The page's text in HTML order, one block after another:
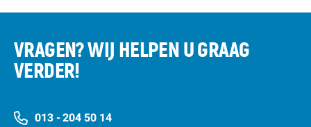
VRAGEN? WIJ HELPEN U GRAAG
VERDER!
013 - 204 50 14